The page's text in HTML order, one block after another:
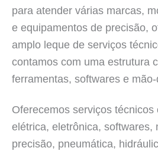
para atender várias marcas,
e equipamentos de precisão,
amplo leque de serviços
contamos com uma estrutura
ferramentas, softwares e
Oferecemos serviços técnicos
elétrica, eletrônica, softwares,
precisão, pneumática,